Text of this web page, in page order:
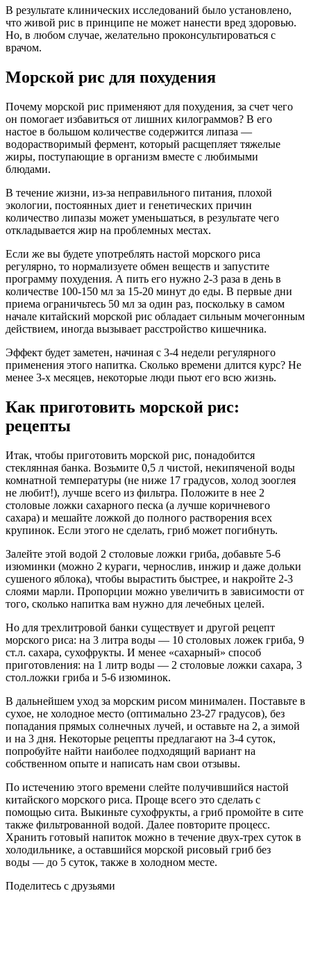
В результате клинических исследований было установлено,
что живой рис в принципе не может нанести вред здоровью.
Но, в любом случае, желательно проконсультироваться с
врачом.
Морской рис для похудения
Почему морской рис применяют для похудения, за счет чего
он помогает избавиться от лишних килограммов? В его
настое в большом количестве содержится липаза —
водорастворимый фермент, который расщепляет тяжелые
жиры, поступающие в организм вместе с любимыми
блюдами.
В течение жизни, из-за неправильного питания, плохой
экологии, постоянных диет и генетических причин
количество липазы может уменьшаться, в результате чего
откладывается жир на проблемных местах.
Если же вы будете употреблять настой морского риса
регулярно, то нормализуете обмен веществ и запустите
программу похудения. А пить его нужно 2-3 раза в день в
количестве 100-150 мл за 15-20 минут до еды. В первые дни
приема ограничьтесь 50 мл за один раз, поскольку в самом
начале китайский морской рис обладает сильным мочегонным
действием, иногда вызывает расстройство кишечника.
Эффект будет заметен, начиная с 3-4 недели регулярного
применения этого напитка. Сколько времени длится курс? Не
менее 3-х месяцев, некоторые люди пьют его всю жизнь.
Как приготовить морской рис:
рецепты
Итак, чтобы приготовить морской рис, понадобится
стеклянная банка. Возьмите 0,5 л чистой, некипяченой воды
комнатной температуры (не ниже 17 градусов, холод зооглея
не любит!), лучше всего из фильтра. Положите в нее 2
столовые ложки сахарного песка (а лучше коричневого
сахара) и мешайте ложкой до полного растворения всех
крупинок. Если этого не сделать, гриб может погибнуть.
Залейте этой водой 2 столовые ложки гриба, добавьте 5-6
изюминки (можно 2 кураги, чернослив, инжир и даже дольки
сушеного яблока), чтобы вырастить быстрее, и накройте 2-3
слоями марли. Пропорции можно увеличить в зависимости от
того, сколько напитка вам нужно для лечебных целей.
Но для трехлитровой банки существует и другой рецепт
морского риса: на 3 литра воды — 10 столовых ложек гриба, 9
ст.л. сахара, сухофрукты. И менее «сахарный» способ
приготовления: на 1 литр воды — 2 столовые ложки сахара, 3
стол.ложки гриба и 5-6 изюминок.
В дальнейшем уход за морским рисом минимален. Поставьте в
сухое, не холодное место (оптимально 23-27 градусов), без
попадания прямых солнечных лучей, и оставьте на 2, а зимой
и на 3 дня. Некоторые рецепты предлагают на 3-4 суток,
попробуйте найти наиболее подходящий вариант на
собственном опыте и написать нам свои отзывы.
По истечению этого времени слейте получившийся настой
китайского морского риса. Проще всего это сделать с
помощью сита. Выкиньте сухофрукты, а гриб промойте в сите
также фильтрованной водой. Далее повторите процесс.
Хранить готовый напиток можно в течение двух-трех суток в
холодильнике, а оставшийся морской рисовый гриб без
воды — до 5 суток, также в холодном месте.
Поделитесь с друзьями